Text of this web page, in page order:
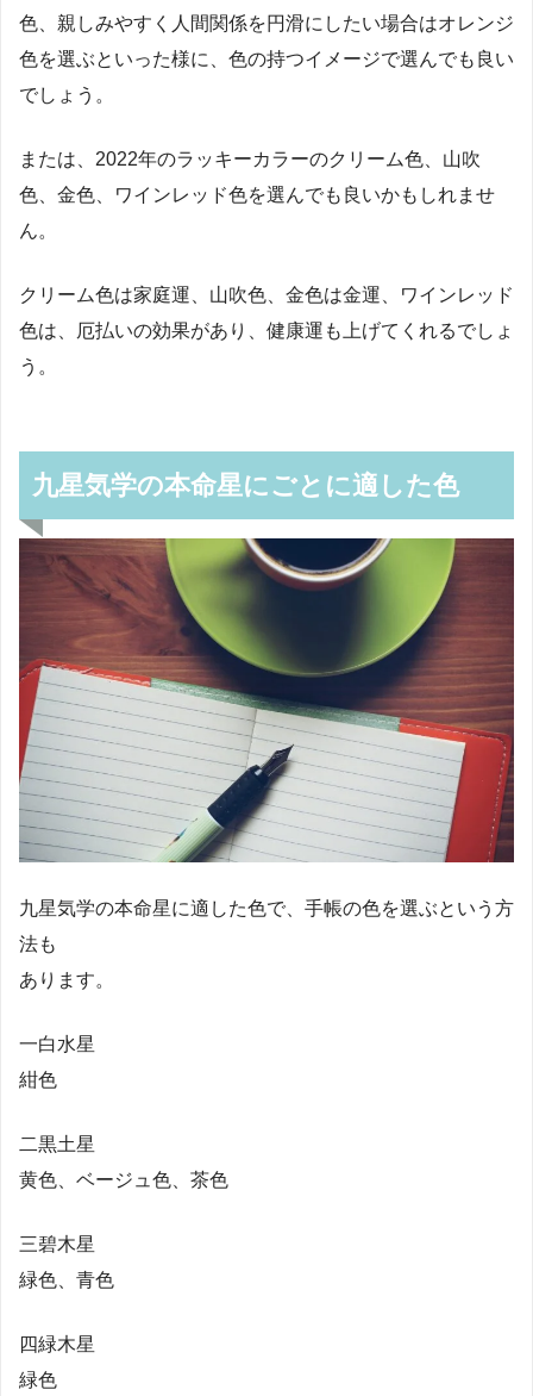
色、親しみやすく人間関係を円滑にしたい場合はオレンジ
色を選ぶといった様に、色の持つイメージで選んでも良い
でしょう。
または、2022年のラッキーカラーのクリーム色、山吹
色、金色、ワインレッド色を選んでも良いかもしれませ
ん。
クリーム色は家庭運、山吹色、金色は金運、ワインレッド
色は、厄払いの効果があり、健康運も上げてくれるでしょ
う。
九星気学の本命星にごとに適した色
九星気学の本命星に適した色で、手帳の色を選ぶという方
法も
あります。
一白水星
紺色
二黒土星
黄色、ベージュ色、茶色
三碧木星
緑色、青色
四緑木星
緑色